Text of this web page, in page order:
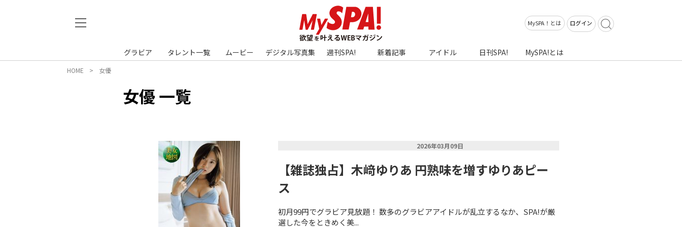
MySPA！とは ログイン
グラビア タレント一覧 ムービー デジタル写真集 週刊SPA! 新着記事 アイドル 日刊SPA! MySPA!とは
HOME 女優
女優 一覧
2026年03月09日
【雑誌独占】木﨑ゆりあ 円熟味を増すゆりあピー
ス
初月99円でグラビア見放題！ 数多のグラビアアイドルが乱立するなか、SPA!が厳
選した今をときめく美...